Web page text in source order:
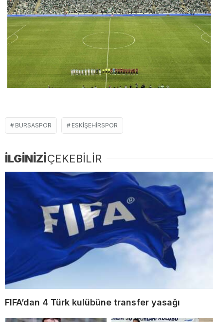
BURSASPOR ESKIŞEHIRSPOR
İLGİNİZİÇEKEBİLİR
FIFA’dan 4 Türk kulübüne transfer yasağı